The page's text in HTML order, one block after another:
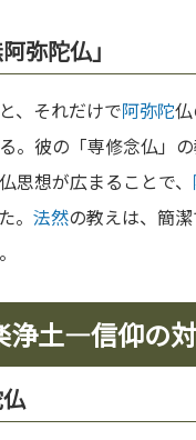
弥陀仏」
、それだけで阿弥陀
。彼の「専修念仏」
思想が広まることで、
。 法然の教えは、簡
浄土—信仰の